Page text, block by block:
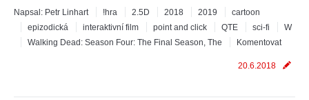
Napsal: Petr Linhart !hra 2.5D 2018 2019
cartoon
epizodická
interaktivní film point and click QTE sci-fi
W
Walking Dead: Season Four: The Final Season, The
Komentovat
20.6.2018